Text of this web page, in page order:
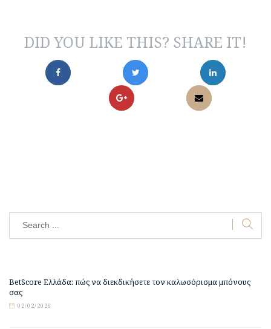
DID YOU LIKE THIS? SHARE IT!
BetScore Ελλάδα: πώς να διεκδικήσετε τον καλωσόρισμα μπόνους
σας
02/02/2026